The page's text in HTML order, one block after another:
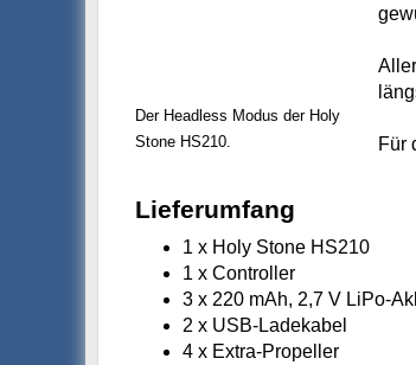
Der Headless Modus der Holy
Stone HS210.
Für
Lieferumfang
1 x Holy Stone HS210
1 x Controller
3 x 220 mAh, 2,7 V LiPo-
2 x USB-Ladekabel
4 x Extra-Propeller